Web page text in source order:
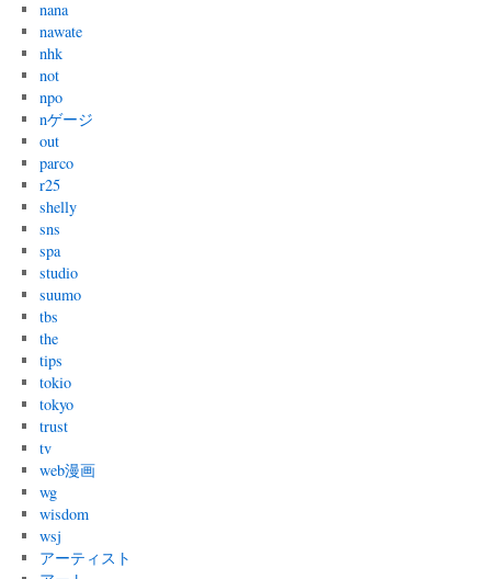
nana
nawate
nhk
not
npo
nゲージ
out
parco
r25
shelly
sns
spa
studio
suumo
tbs
the
tips
tokio
tokyo
trust
tv
web漫画
wg
wisdom
wsj
アーティスト